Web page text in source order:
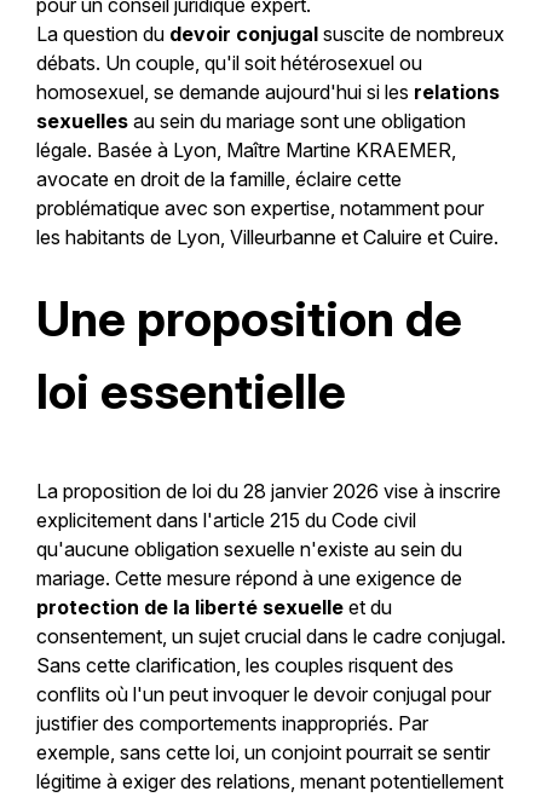
La question du devoir conjugalsuscite de nombreux
débats. Un couple, qu'il soit hétérosexuel ou
homosexuel, se demande aujourd'hui si les relations
sexuellesau sein du mariage sont une obligation
légale. Basée à Lyon, Maître Martine KRAEMER,
avocate en droit de la famille, éclaire cette
problématique avec son expertise, notamment pour
les habitants de Lyon, Villeurbanne et Caluire et Cuire.
Une proposition de
loi essentielle
La proposition de loi du 28 janvier 2026 vise à inscrire
explicitement dans l'article 215 du Code civil
qu'aucune obligation sexuelle n'existe au sein du
mariage. Cette mesure répond à une exigence de
protection de la liberté sexuelleet du
consentement, un sujet crucial dans le cadre conjugal.
Sans cette clarification, les couples risquent des
conflits où l'un peut invoquer le devoir conjugal pour
justifier des comportements inappropriés. Par
exemple, sans cette loi, un conjoint pourrait se sentir
légitime à exiger des relations, menant potentiellement